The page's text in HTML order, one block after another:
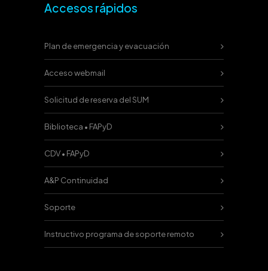
Accesos rápidos
Plan de emergencia y evacuación
Acceso webmail
Solicitud de reserva del SUM
Biblioteca • FAPyD
CDV • FAPyD
A&P Continuidad
Soporte
Instructivo programa de soporte remoto